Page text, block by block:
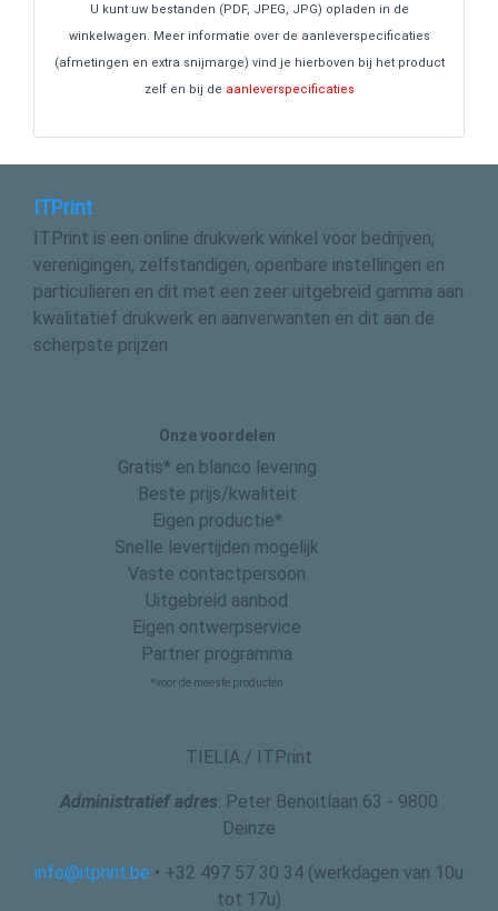
U kunt uw bestanden (PDF, JPEG, JPG) opladen in de
winkelwagen. Meer informatie over de aanleverspecificaties
(afmetingen en extra snijmarge) vind je hierboven bij het product
zelf en bij de aanleverspecificaties
ITPrint
ITPrint is een online drukwerk winkel voor bedrijven,
verenigingen, zelfstandigen, openbare instellingen en
particulieren en dit met een zeer uitgebreid gamma aan
kwalitatief drukwerk en aanverwanten en dit aan de
scherpste prijzen
Onze voordelen
Gratis* en blanco levering
Beste prijs/kwaliteit
Eigen productie*
Snelle levertijden mogelijk
Vaste contactpersoon
Uitgebreid aanbod
Eigen ontwerpservice
Partner programma
*voor de meeste producten
TIELIA / ITPrint
Administratief adres: Peter Benoitlaan 63 - 9800
Deinze
info@itprint.be • +32 497 57 30 34 (werkdagen van 10u
tot 17u)